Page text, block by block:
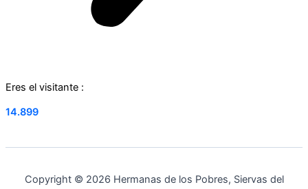
Eres el visitante :
14.899
Copyright © 2026 Hermanas de los Pobres, Siervas del